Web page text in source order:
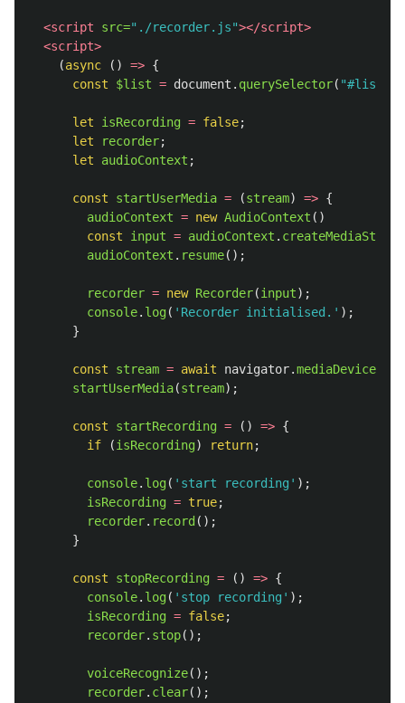
<script src="./recorder.js"></script>
<script>
(async () => {
const
$list = document . querySelector( "#list
let isRecording = false;
let
recorder;
let
audioContext ;
const startUserMedia = (stream) => {
audioContext = new AudioContext ()
const
input = audioContext .
audioContext . resume();
recorder = new Recorder(input);
console. log( ' Recorder initialised. ' );
}
const stream = await navigator.mediaDevices
startUserMedia(stream);
const startRecording = () => {
if
(isRecording) return;
console. log( ' start recording ' );
isRecording = true;
recorder. record ();
}
const stopRecording = () => {
console. log( ' stop recording ' );
isRecording = false;
recorder. stop();
voiceRecognize();
recorder. clear();